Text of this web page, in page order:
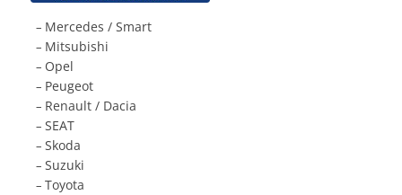
– Mercedes / Smart
– Mitsubishi
– Opel
– Peugeot
– Renault / Dacia
– SEAT
– Skoda
– Suzuki
– Toyota